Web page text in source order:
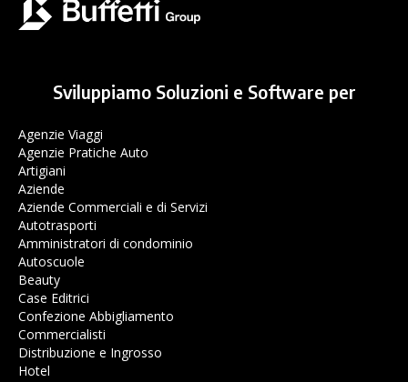
Sviluppiamo Soluzioni e Software per
Agenzie Viaggi
Agenzie Pratiche Auto
Artigiani
Aziende
Aziende Commerciali e di Servizi
Autotrasporti
Amministratori di condominio
Autoscuole
Beauty
Case Editrici
Confezione Abbigliamento
Commercialisti
Distribuzione e Ingrosso
Hotel